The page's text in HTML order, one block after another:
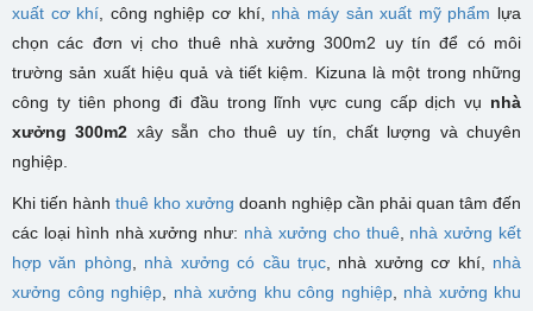
xuất cơ khí , công nghiệp cơ khí, nhà máy sản xuất mỹ phẩm lựa
chọn các đơn vị cho thuê nhà xưởng 300m2 uy tín để có môi
trường sản xuất hiệu quả và tiết kiệm. Kizuna là một trong những
công ty tiên phong đi đầu trong lĩnh vực cung cấp dịch vụ nhà
xưởng 300m2 xây sẵn cho thuê uy tín, chất lượng và chuyên
nghiệp.
Khi tiến hành thuê kho xưởng doanh nghiệp cần phải quan tâm đến
các loại hình nhà xưởng như: nhà xưởng cho thuê, nhà xưởng kết
hợp văn phòng
nhà xưởng có cầu trục, nhà xưởng cơ khí, nhà
xưởng công nghiệp
nhà xưởng khu công nghiệp, nhà xưởng khu